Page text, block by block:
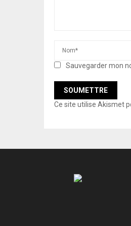
Sauvegarder mon
Ce site utilise Akismet